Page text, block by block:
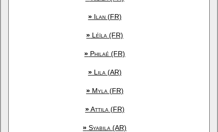
»Ilan (FR)
» Léïla (FR)
» Philaé (FR)
»Lila (AR)
»Myla (FR)
»Attila (FR)
» Syabila (AR)